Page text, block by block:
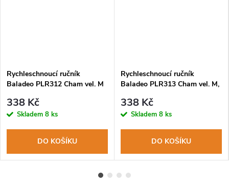
Rychleschnoucí ručník
Baladeo PLR312 Cham vel. M
338 Kč
Skladem 8 ks
DO KOŠÍKU
Rychleschnoucí ručník
Baladeo PLR313 Cham vel. M,
338 Kč
Skladem 8 ks
DO KOŠÍKU